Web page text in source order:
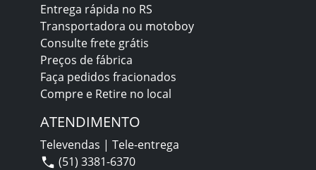
Entrega rápida no RS
Transportadora ou motoboy
Consulte frete grátis
Preços de fábrica
Faça pedidos fracionados
Compre e Retire no local
ATENDIMENTO
Televendas | Tele-entrega
(51) 3381-6370